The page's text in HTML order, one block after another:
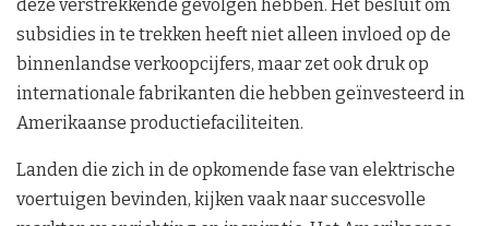
deze verstrekkende gevolgen hebben. Het besluit om
subsidies in te trekken heeft niet alleen invloed op de
binnenlandse verkoopcijfers, maar zet ook druk op
internationale fabrikanten die hebben geïnvesteerd in
Amerikaanse productiefaciliteiten.
Landen die zich in de opkomende fase van elektrische
voertuigen bevinden, kijken vaak naar succesvolle